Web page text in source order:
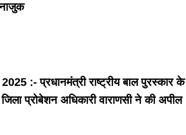
:- प्रधानमंत्री राष्ट्रीय बाल पुरस्कार के
प्रोबेशन अधिकारी वाराणसी ने की अपील